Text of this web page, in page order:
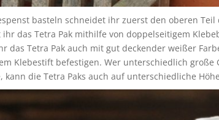
basteln schneidet ihr zuerst den oberen Teil
ihr das Tetra Pak mithilfe von doppelseitigem
das Tetra Pak auch mit gut deckender weißer
Klebestift befestigen. Wer unterschiedlich große
kann die Tetra Paks auch auf unterschiedliche